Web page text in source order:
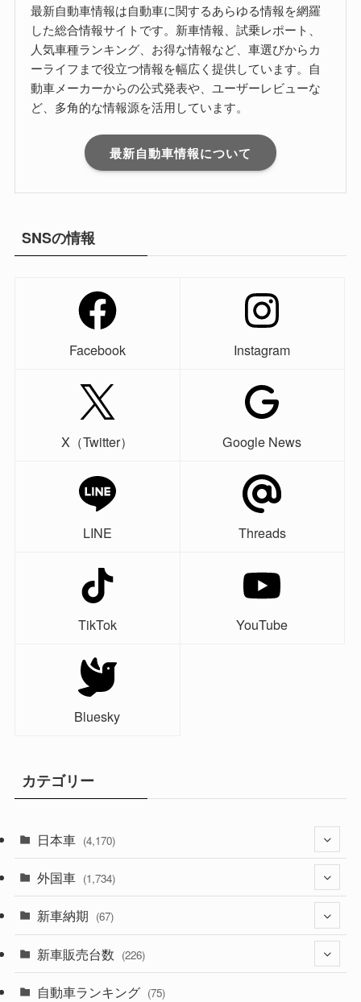
最新自動車情報は自動車に関するあらゆる情報を網羅
した総合情報サイトです。新車情報、試乗レポート、
人気車種ランキング、お得な情報など、車選びからカ
ーライフまで役立つ情報を幅広く提供しています。自
動車メーカーからの公式発表や、ユーザーレビューな
ど、多角的な情報源を活用しています。
最新自動車情報について
SNSの情報
Facebook Instagram
X（Twitter） Google News
LINE Threads
TikTok YouTube
Bluesky
カテゴリー
日本車 (4,170)
(1,320)
(329)
外国車 (1,734)
(242)
新車納期 (67)
(28)
(8)
新車販売台数 (226)
(21)
自動車ランキング (75)